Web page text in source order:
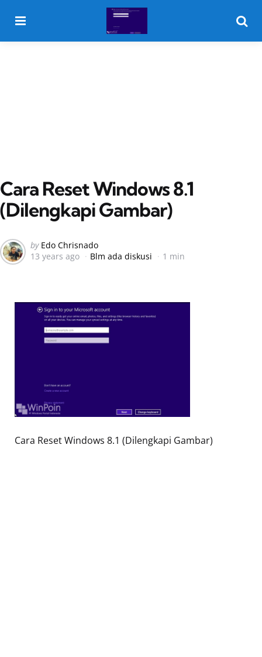
Cara Reset Windows 8.1
(Dilengkapi Gambar)
Posted
by
by Edo Chrisnado
13 years ago
Blm ada diskusi 1 min
Cara Reset Windows 8.1 (Dilengkapi Gambar)